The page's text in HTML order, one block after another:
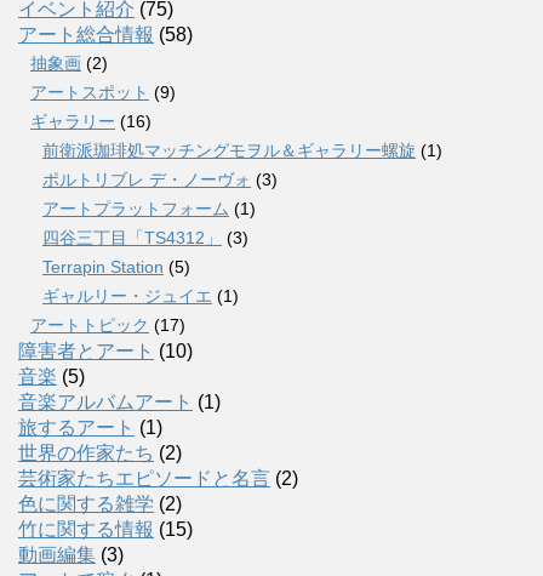
イベント紹介 (75)
アート総合情報 (58)
抽象画 (2)
アートスポット (9)
ギャラリー (16)
前衛派珈琲処マッチングモヲル＆ギャラリー螺旋 (1)
ポルトリブレ デ・ノーヴォ (3)
アートプラットフォーム (1)
四谷三丁目「TS4312」
(3)
Terrapin Station (5)
ギャルリー・ジュイエ (1)
アートトピック (17)
障害者とアート (10)
音楽 (5)
音楽アルバムアート (1)
旅するアート (1)
世界の作家たち (2)
芸術家たちエピソードと名言 (2)
色に関する雑学 (2)
竹に関する情報 (15)
動画編集 (3)